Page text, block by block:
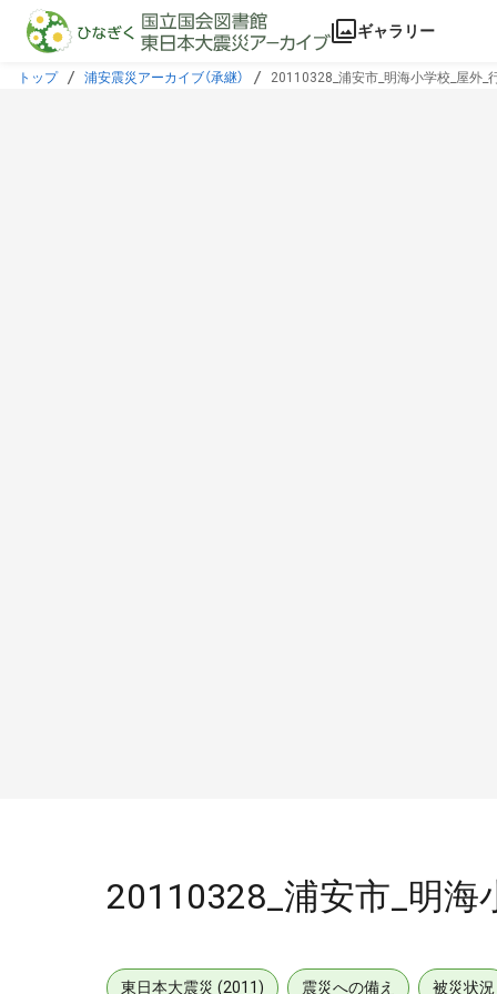
本文に飛ぶ
ギャラリー
トップ 浦安震災アーカイブ（承継） 20110328_浦安市_明海小学校_屋外_
20110328_浦安市_明海
東日本大震災 (2011) 震災への備え 被災状況